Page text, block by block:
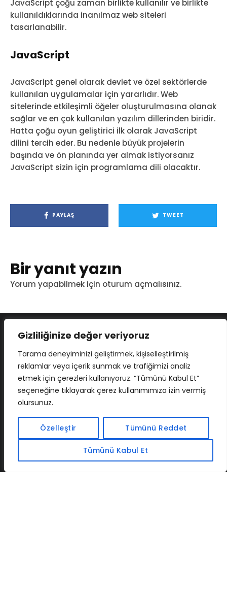
Gizliliğinize değer veriyoruz
Tarama deneyiminizi geliştirmek, kişiselleştirilmiş
reklamlar veya içerik sunmak ve trafiğimizi analiz
etmek için çerezleri kullanıyoruz. “Tümünü Kabul Et”
seçeneğine tıklayarak çerez kullanımımıza izin vermiş
olursunuz.
Özelleştir Tümünü Reddet
Tümünü Kabul Et
JavaScript çoğu zaman birlikte kullanılır ve birlikte
kullanıldıklarında inanılmaz web siteleri
tasarlanabilir.
JavaScript
JavaScript genel olarak devlet ve özel sektörlerde
kullanılan uygulamalar için yararlıdır. Web
sitelerinde etkileşimli öğeler oluşturulmasına olanak
sağlar ve en çok kullanılan yazılım dillerinden biridir.
Hatta çoğu oyun geliştirici ilk olarak JavaScript
dilini tercih eder. Bu nedenle büyük projelerin
başında ve ön planında yer almak istiyorsanız
JavaScript sizin için programlama dili olacaktır.
PAYLAŞ TWEET
Bir yanıt yazın
Yorum yapabilmek için oturum açmalısınız.
İLETIŞIM BAF CADSOFTUSA MAXIMUMPCGUIDES